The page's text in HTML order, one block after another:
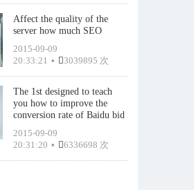
Affect the quality of the
server how much SEO
2015-09-09
20:33:21 • 3039895 次
The 1st designed to teach
you how to improve the
conversion rate of Baidu bid
2015-09-09
20:31:20 • 6336698 次